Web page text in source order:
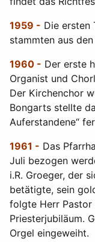
1959 - Die ersten
stammten aus
1960 - Der erste
Organist und
Der Kirchenchor
Bongarts stellte
Auferstandene“
1961 - Das
Juli bezogen
i.R. Groeger, der
betätigte, sein
folgte Herr Pastor
Priesterjubiläum.
Orgel eingeweiht.